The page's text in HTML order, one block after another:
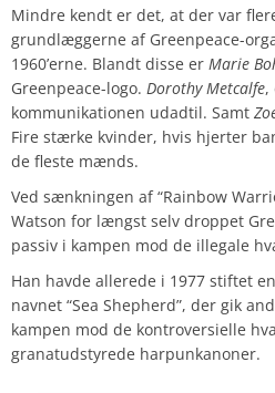
Mindre kendt er det, at der var
grundlæggerne af Greenpeace-
1960’erne. Blandt disse er Marie
Greenpeace-logo. Dorothy Metcalfe,
kommunikationen udadtil. Samt
Fire stærke kvinder, hvis hjerter
de fleste mænds.
Ved sænkningen af “Rainbow
Watson for længst selv droppet
passiv i kampen mod de illegale
Han havde allerede i 1977 stiftet
navnet “Sea Shepherd”, der gik
kampen mod de kontroversielle
granatudstyrede harpunkanoner.